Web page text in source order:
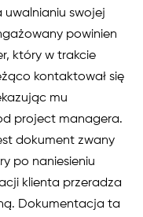
uwalnianiu swojej
powinien
który w trakcie
kontaktował się
mu
project managera.
dokument zwany
po naniesieniu
klienta przeradza
Dokumentacja ta